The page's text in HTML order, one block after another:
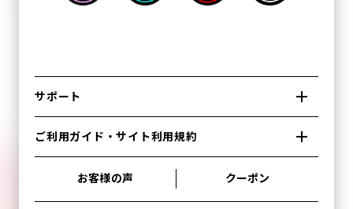
サポート
ご利用ガイド・サイト利用規約
お客様の声 クーポン